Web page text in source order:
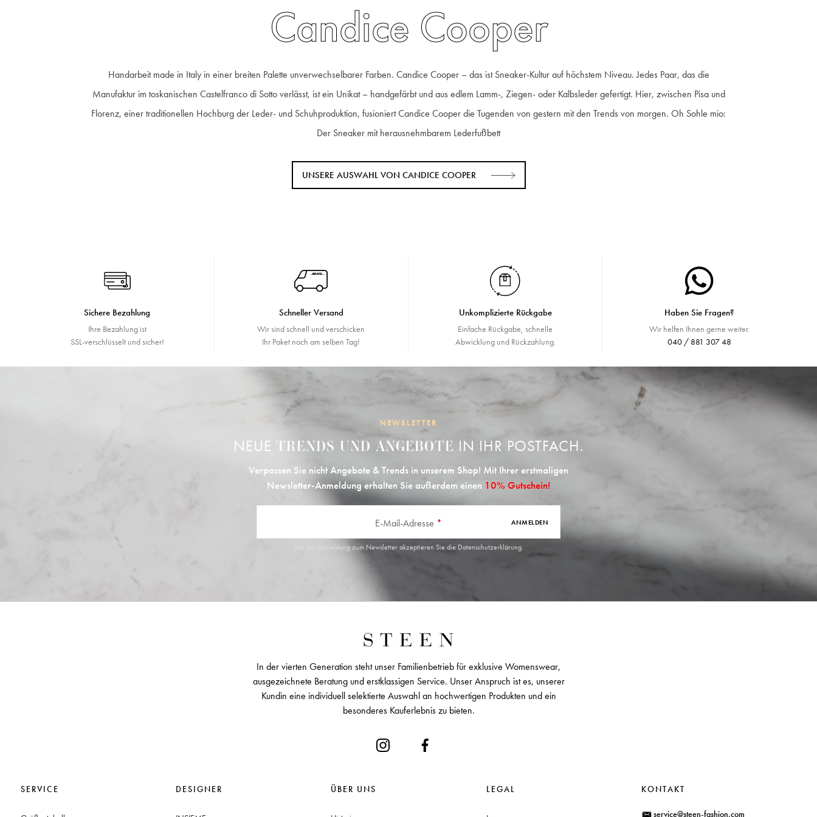
Candice Cooper
Handarbeit made in Italy in einer breiten Palette unverwechselbarer Farben. Candice Cooper – das ist Sneaker-Kultur auf höchstem Niveau. Jedes Paar, das die
Manufaktur im toskanischen Castelfranco di Sotto verlässt, ist ein Unikat – handgefärbt und aus edlem Lamm-, Ziegen- oder Kalbsleder gefertigt. Hier, zwischen Pisa und
Florenz, einer traditionellen Hochburg der Leder- und Schuhproduktion, fusioniert Candice Cooper die Tugenden von gestern mit den Trends von morgen. Oh Sohle mio:
Der Sneaker mit herausnehmbarem Lederfußbett
UNSERE AUSWAHL VON CANDICE COOPER
Sichere Bezahlung
Ihre Bezahlung ist
SSL-verschlüsselt und sicher!
Schneller Versand
Wir sind schnell und verschicken
Ihr Paket noch am selben Tag!
Unkomplizierte Rückgabe
Einfache Rückgabe, schnelle
Abwicklung und Rückzahlung.
Haben Sie Fragen?
Wir helfen Ihnen gerne weiter.
040 / 881 307 48
NEWSLETTER
NEUE TRENDS UND ANGEBOTE IN IHR POSTFACH.
Verpassen Sie nicht Angebote & Trends in unserem Shop! Mit Ihrer erstmaligen
Newsletter-Anmeldung erhalten Sie außerdem einen 10% Gutschein!
E-Mail-Adresse * ANMELDEN
Mit der Anmeldung zum Newsletter akzeptieren Sie die Datenschutzerklärung.
In der vierten Generation steht unser Familienbetrieb für exklusive Womenswear,
ausgezeichnete Beratung und erstklassigen Service. Unser Anspruch ist es, unserer
Kundin eine individuell selektierte Auswahl an hochwertigen Produkten und ein
besonderes Kauferlebnis zu bieten.
SERVICE DESIGNER ÜBER UNS LEGAL KONTAKT
service@steen-fashion.com